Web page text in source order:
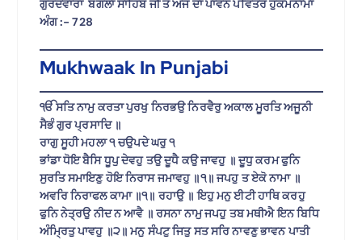
ਗੁਰਦਵਾਰਾ ਬੰਗਲਾ ਸਾਹਿਬ ਜੀ ਤੋਂ ਅੱਜ ਦਾ ਪਾਵਨ ਪਵਿੱਤਰ ਹੁਕਮਨਾਮਾ
ਅੰਗ :- 728
Mukhwaak In Punjabi
ੴ ਸਤਿ ਨਾਮੁ ਕਰਤਾ ਪੁਰਖੁ ਨਿਰਭਉ ਨਿਰਵੈਰੁ ਅਕਾਲ ਮੂਰਤਿ ਅਜੂਨੀ
ਸੈਭੰ ਗੁਰ ਪ੍ਰਸਾਦਿ ॥
ਰਾਗੁ ਸੂਹੀ ਮਹਲਾ ੧ ਚਉਪਦੇ ਘਰੁ ੧
ਭਾਂਡਾ ਧੋਇ ਬੈਸਿ ਧੂਪੁ ਦੇਵਹੁ ਤਉ ਦੂਧੈ ਕਉ ਜਾਵਹੁ ॥ ਦੂਧੁ ਕਰਮ ਫੁਨਿ
ਸੁਰਤਿ ਸਮਾਇਣੁ ਹੋਇ ਨਿਰਾਸ ਜਮਾਵਹੁ ॥੧॥ ਜਪਹੁ ਤ ਏਕੋ ਨਾਮਾ ॥
ਅਵਰਿ ਨਿਰਾਫਲ ਕਾਮਾ ॥੧॥ ਰਹਾਉ ॥ ਇਹੁ ਮਨੁ ਈਟੀ ਹਾਥਿ ਕਰਹੁ
ਫੁਨਿ ਨੇਤ੍ਰਉ ਨੀਦ ਨ ਆਵੈ ॥ ਰਸਨਾ ਨਾਮੁ ਜਪਹੁ ਤਬ ਮਥੀਐ ਇਨ ਬਿਧਿ
ਅੰਮ੍ਰਿਤੁ ਪਾਵਹੁ ॥੨॥ ਮਨੁ ਸੰਪਟੁ ਜਿਤੁ ਸਤ ਸਰਿ ਨਾਵਣੁ ਭਾਵਨ ਪਾਤੀ